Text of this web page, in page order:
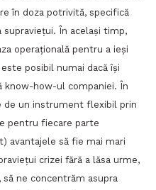
în doza potrivită, specifică
În același timp,
operațională pentru a ieși
posibil numai dacă își
know-how-ul companiei. În
de un instrument flexibil prin
pentru fiecare parte
avantajele să fie mai mari
crizei fără a lăsa urme,
ne concentrăm asupra